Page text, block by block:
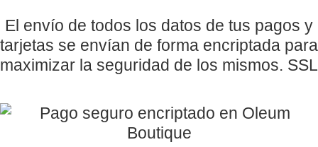
El envío de todos los datos de tus pagos y
tarjetas se envían de forma encriptada para
maximizar la seguridad de los mismos. SSL